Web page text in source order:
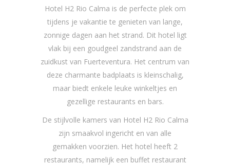
Hotel H2 Rio Calma is de perfecte plek om
tijdens je vakantie te genieten van lange,
zonnige dagen aan het strand. Dit hotel ligt
vlak bij een goudgeel zandstrand aan de
zuidkust van Fuerteventura. Het centrum van
deze charmante badplaats is kleinschalig,
maar biedt enkele leuke winkeltjes en
gezellige restaurants en bars.
De stijlvolle kamers van Hotel H2 Rio Calma
zijn smaakvol ingericht en van alle
gemakken voorzien. Het hotel heeft 2
restaurants, namelijk een buffet restaurant